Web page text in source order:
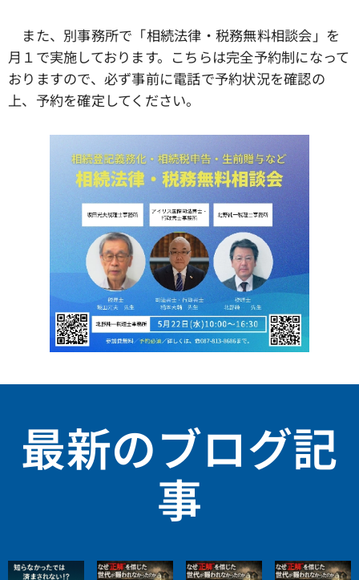
また、別事務所で「相続法律・税務無料相談会」を
月１で実施しております。こちらは完全予約制になって
おりますので、必ず事前に電話で予約状況を確認の
上、予約を確定してください。
最新のブログ記
事